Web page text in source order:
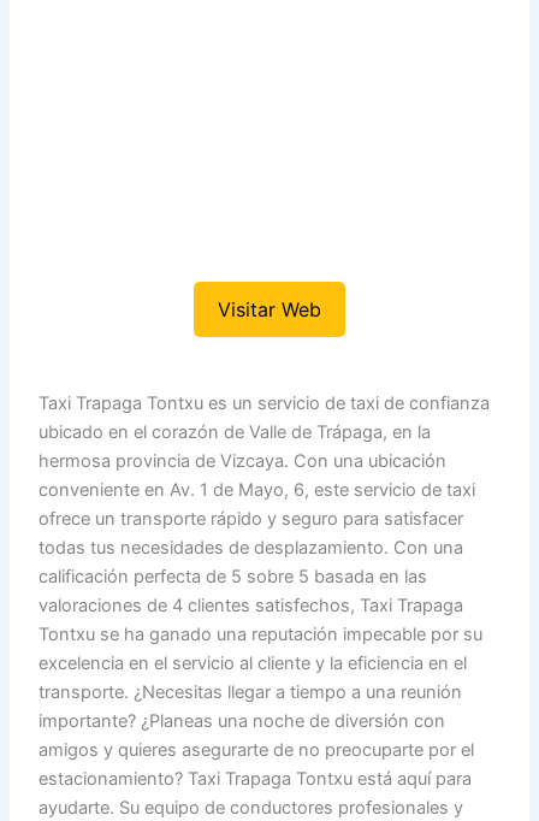
Visitar Web
Taxi Trapaga Tontxu es un servicio de taxi de confianza
ubicado en el corazón de Valle de Trápaga, en la
hermosa provincia de Vizcaya. Con una ubicación
conveniente en Av. 1 de Mayo, 6, este servicio de taxi
ofrece un transporte rápido y seguro para satisfacer
todas tus necesidades de desplazamiento. Con una
calificación perfecta de 5 sobre 5 basada en las
valoraciones de 4 clientes satisfechos, Taxi Trapaga
Tontxu se ha ganado una reputación impecable por su
excelencia en el servicio al cliente y la eficiencia en el
transporte. ¿Necesitas llegar a tiempo a una reunión
importante? ¿Planeas una noche de diversión con
amigos y quieres asegurarte de no preocuparte por el
estacionamiento? Taxi Trapaga Tontxu está aquí para
ayudarte. Su equipo de conductores profesionales y